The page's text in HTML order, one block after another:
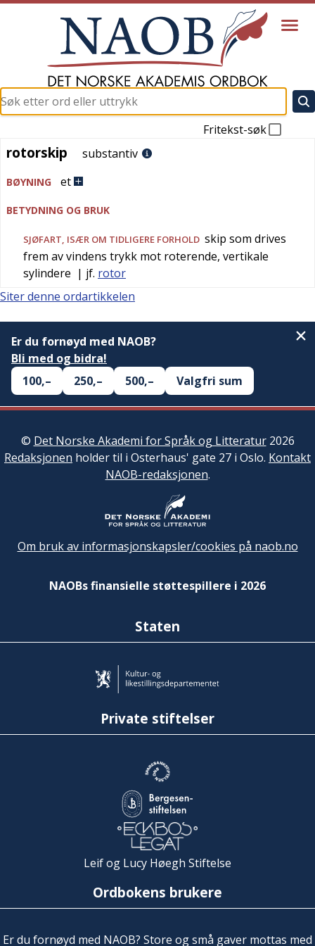
Fritekst-søk
rotorskip
rotorskip substantiv
BØYNING et
BETYDNING OG BRUK
SJØFART, ISÆR OM TIDLIGERE FORHOLD skip som drives
frem av vindens trykk mot roterende, vertikale
sylindere | jf. rotor
Siter denne ordartikkelen
Er du fornøyd med NAOB?
Bli med og bidra!
100,–
250,– 500,– Valgfri sum
© Det Norske Akademi for Språk og Litteratur2026
Redaksjonen holder til i Osterhaus' gate 27 i Oslo. Kontakt
NAOB-redaksjonen.
Om bruk av informasjonskapsler/cookies på naob.no
NAOBs finansielle støttespillere i 2026
Staten
Private stiftelser
Leif og Lucy Høegh Stiftelse
Ordbokens brukere
Er du fornøyd med NAOB? Store og små gaver mottas med